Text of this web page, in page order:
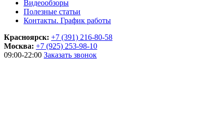
Видеообзоры
Полезные статьи
Контакты. График работы
Красноярск: +7 (391) 216-80-58
Москва: +7 (925) 253-98-10
09:00-22:00 Заказать звонок